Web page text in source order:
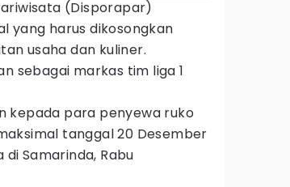
(Disporapar)
yang harus dikosongkan
usaha dan kuliner.
sebagai markas tim liga 1
kepada para penyewa ruko
tanggal 20 Desember
Samarinda, Rabu